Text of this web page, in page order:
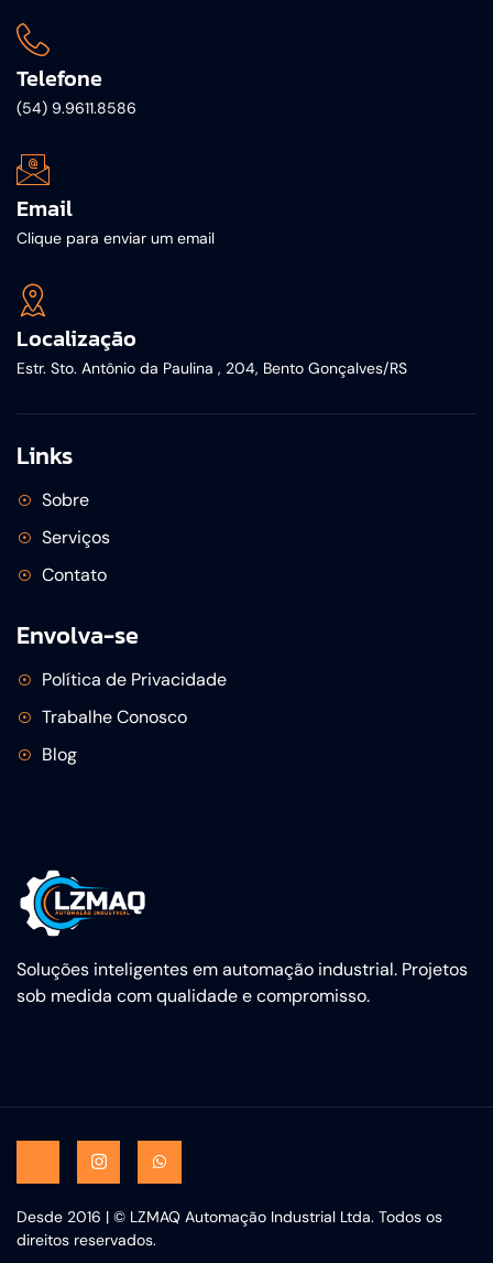
Soluções inteligentes em automação industrial. Projetos
sob medida com qualidade e compromisso.
Telefone
(54) 9.9611.8586
Email
Clique para enviar um email
Localização
Estr. Sto. Antônio da Paulina , 204, Bento Gonçalves/RS
Links
Sobre
Serviços
Contato
Envolva-se
Política de Privacidade
Trabalhe Conosco
Blog
Desde 2016 | © LZMAQ Automação Industrial Ltda. Todos os
direitos reservados.